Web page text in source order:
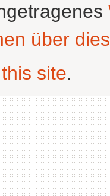
über
site.